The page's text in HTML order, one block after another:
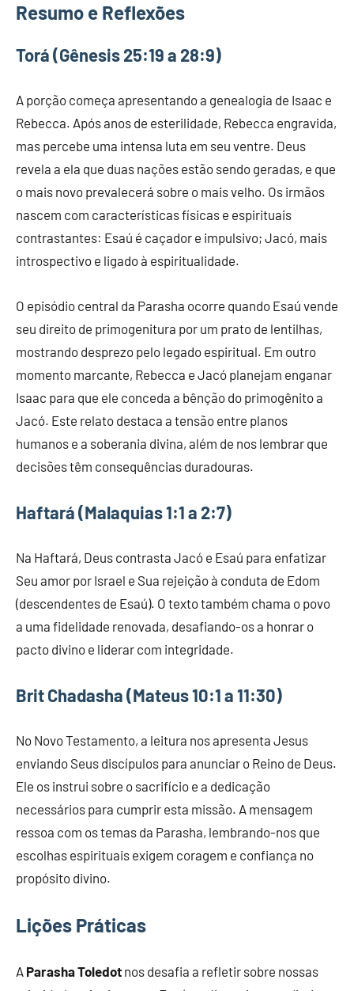
Resumo e Reflexões
Torá (Gênesis 25:19 a 28:9)
A porção começa apresentando a genealogia de Isaac e
Rebecca. Após anos de esterilidade, Rebecca engravida,
mas percebe uma intensa luta em seu ventre. Deus
revela a ela que duas nações estão sendo geradas, e que
o mais novo prevalecerá sobre o mais velho. Os irmãos
nascem com características físicas e espirituais
contrastantes: Esaú é caçador e impulsivo; Jacó, mais
introspectivo e ligado à espiritualidade.
O episódio central da Parasha ocorre quando Esaú vende
seu direito de primogenitura por um prato de lentilhas,
mostrando desprezo pelo legado espiritual. Em outro
momento marcante, Rebecca e Jacó planejam enganar
Isaac para que ele conceda a bênção do primogênito a
Jacó. Este relato destaca a tensão entre planos
humanos e a soberania divina, além de nos lembrar que
decisões têm consequências duradouras.
Haftará (Malaquias 1:1 a 2:7)
Na Haftará, Deus contrasta Jacó e Esaú para enfatizar
Seu amor por Israel e Sua rejeição à conduta de Edom
(descendentes de Esaú). O texto também chama o povo
a uma fidelidade renovada, desafiando-os a honrar o
pacto divino e liderar com integridade.
Brit Chadasha (Mateus 10:1 a 11:30)
No Novo Testamento, a leitura nos apresenta Jesus
enviando Seus discípulos para anunciar o Reino de Deus.
Ele os instrui sobre o sacrifício e a dedicação
necessários para cumprir esta missão. A mensagem
ressoa com os temas da Parasha, lembrando-nos que
escolhas espirituais exigem coragem e confiança no
propósito divino.
Lições Práticas
A Parasha Toledot nos desafia a refletir sobre nossas